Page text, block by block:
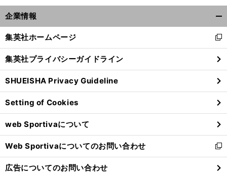
企業情報
閉
る
集英社ホームページ
新
し
い
ウ
ィ
ン
ド
ウ
で
開
く
集英社プライバシーガイドライン
SHUEISHA Privacy Guideline
Setting of Cookies
web Sportivaについて
Web Sportivaについてのお問い合わせ
新
し
い
広告についてのお問い合わせ